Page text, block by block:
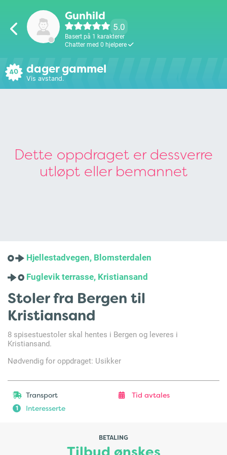
Gunhild
5.0
Basert på 1 karakterer
Chatter med 0 hjelpere
40 dager gammel
Vis avstand.
Dette oppdraget er dessverre
utløpt eller bemannet
Hjellestadvegen, Blomsterdalen
Fuglevik terrasse, Kristiansand
Stoler fra Bergen til
Kristiansand
8 spisestuestoler skal hentes i Bergen og leveres i
Kristiansand.
Nødvendig for oppdraget: Usikker
Transport Tid avtales
1 Interesserte
BETALING